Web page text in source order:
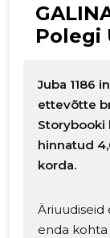
Polegi
Juba 1186
ettevõtte
Storybooki
hinnatud
korda.
Äriuudiseid
enda kohta